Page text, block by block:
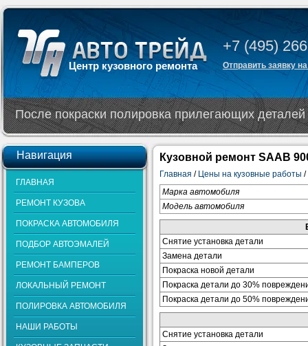
Центр кузовного ремонта
+7 (495)
Отправить заявку
После покраски полировка прилегающих деталей
Навигация
ГЛАВНАЯ
РЕМОНТ КУЗОВА
ПОКРАСКА АВТОМОБИЛЯ
ПОДБОР АВТОЭМАЛЕЙ
РЕМОНТ БАМПЕРОВ
ЛОКАЛЬНЫЙ РЕМОНТ
ПОЛИРОВКА АВТОМОБИЛЯ
НАШИ РАБОТЫ
Кузовной ремонт SAAB
Главная / Цены на кузовные работы /
Марка автомобиля
Модель автомобиля
Снятие установка детали
Замена детали
Покраска новой детали
Покраска детали до 30%
Покраска детали до 50%
Снятие установка детали